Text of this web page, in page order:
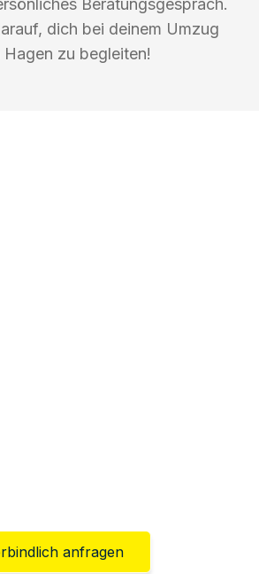
Beratungsgespräch.
dich bei deinem Umzug
zu begleiten!
anfragen